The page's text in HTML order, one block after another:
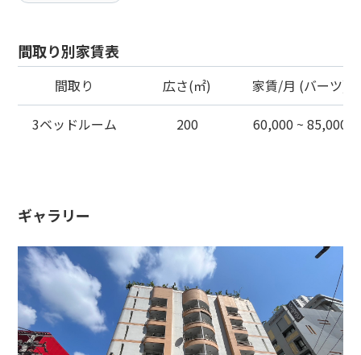
間取り別家賃表
間取り 広さ(㎡)
家賃/月 (バーツ)
3ベッドルーム
200 60,000 ~ 85,000
ギャラリー